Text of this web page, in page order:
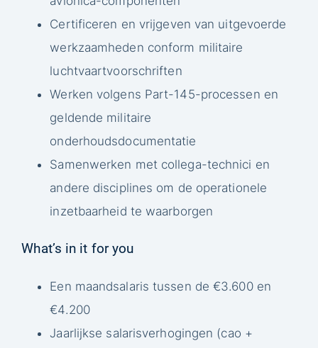
Certificeren en vrijgeven van uitgevoerde
werkzaamheden conform militaire
luchtvaartvoorschriften
Werken volgens Part-145-processen en
geldende militaire
onderhoudsdocumentatie
Samenwerken met collega-technici en
andere disciplines om de operationele
inzetbaarheid te waarborgen
What’s in it for you
Een maandsalaris tussen de €3.600 en
€4.200
Jaarlijkse salarisverhogingen (cao +